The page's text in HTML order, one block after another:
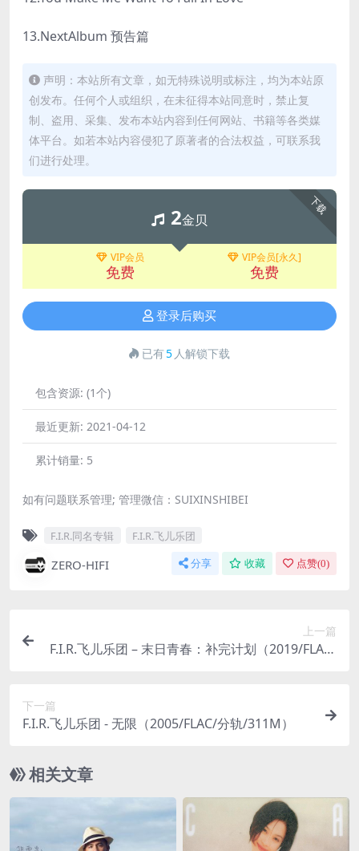
13.NextAlbum 预告篇
声明：本站所有文章，如无特殊说明或标注，均为本站原
创发布。任何个人或组织，在未征得本站同意时，禁止复
制、盗用、采集、发布本站内容到任何网站、书籍等各类媒
体平台。如若本站内容侵犯了原著者的合法权益，可联系我
们进行处理。
下载
2金贝
VIP会员
免费
VIP会员[永久]
免费
登录后购买
已有5 人解锁下载
包含资源: (1个)
最近更新: 2021-04-12
累计销量: 5
如有问题联系管理; 管理微信：SUIXINSHIBEI
F.I.R.同名专辑 F.I.R.飞儿乐团
ZERO-HIFI 分享 收藏 点赞(0)
上一篇
F.I.R.飞儿乐团 – 末日青春：补完计划（2019/FLAC/
下一篇
F.I.R.飞儿乐团 - 无限（2005/FLAC/分轨/311M）
相关文章